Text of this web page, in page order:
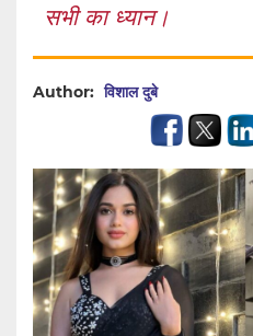
सभी का ध्यान।
Author: विशाल दुबे